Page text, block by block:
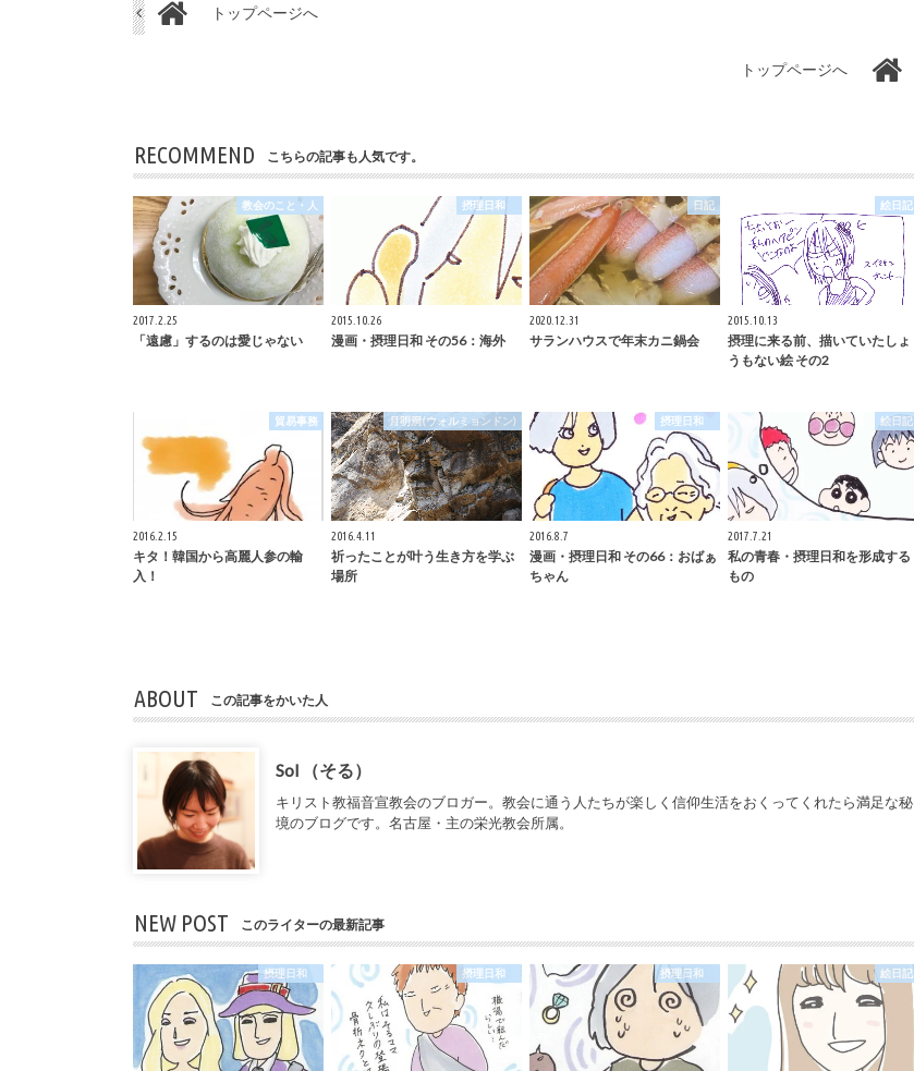
トップページへ
トップページへ
RECOMMEND こちらの記事も人気です。
教会のこと・人
2017.2.25
「遠慮」するのは愛じゃない
摂理日和
2015.10.26
漫画・摂理日和 その56：海外
日記
2020.12.31
サランハウスで年末カニ鍋会
絵日記
2015.10.13
摂理に来る前、描いていたしょ
うもない絵 その2
貿易事務
2016.2.15
キタ！韓国から高麗人参の輸
入！
月明洞(ウォルミョンドン)
2016.4.11
祈ったことが叶う生き方を学ぶ
場所
摂理日和
2016.8.7
漫画・摂理日和 その66：おばぁ
ちゃん
絵日記
2017.7.21
私の青春・摂理日和を形成する
もの
ABOUT この記事をかいた人
Sol （そる）
キリスト教福音宣教会のブロガー。教会に通う人たちが楽しく信仰生活をおくってくれたら満足な秘
境のブログです。名古屋・主の栄光教会所属。
NEW POST このライターの最新記事
摂理日和 摂理日和 摂理日和 絵日記